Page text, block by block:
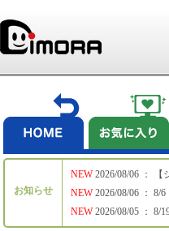
お知らせ
NEW
NEW
NEW
2026/08/06 ：
2026/08/06 ：
2026/08/05 ： 8/